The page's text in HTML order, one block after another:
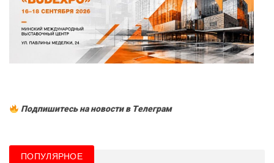
Подпишитесь на новости в Tелеграм
ПОПУЛЯРНОЕ